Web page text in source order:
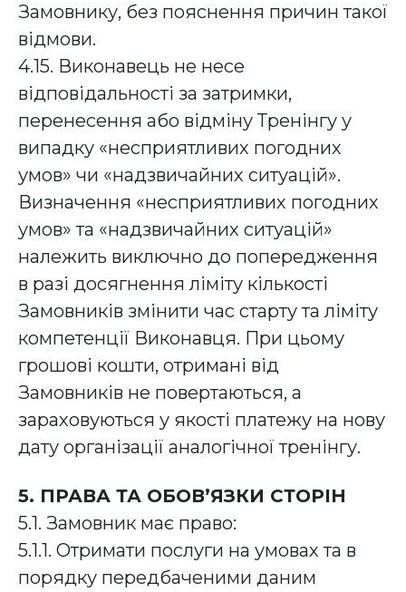
Замовнику, без пояснення причин такої
відмови.
4.15. Виконавець не несе
відповідальності за затримки,
перенесення або відміну Тренінгу у
випадку «несприятливих погодних
умов» чи «надзвичайних ситуацій».
Визначення «несприятливих погодних
умов» та «надзвичайних ситуацій»
належить виключно до попередження
в разі досягнення ліміту кількості
Замовників змінити час старту та ліміту
компетенції Виконавця. При цьому
грошові кошти, отримані від
Замовників не повертаються, а
зараховуються у якості платежу на нову
дату організації аналогічної тренінгу.
5. ПРАВА ТА ОБОВ’ЯЗКИ СТОРІН
5.1. Замовник має право:
5.1.1. Отримати послуги на умовах та в
порядку передбаченими даним